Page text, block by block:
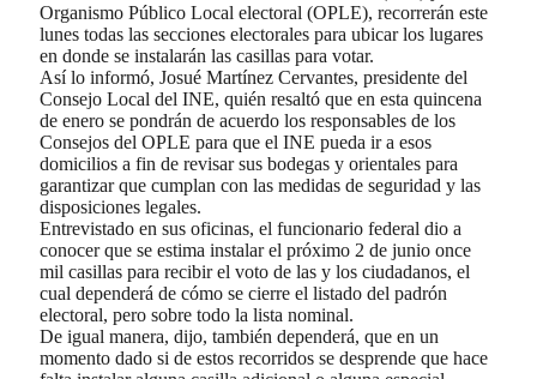
Organismo Público Local electoral (OPLE), recorrerán este
lunes todas las secciones electorales para ubicar los lugares
en donde se instalarán las casillas para votar.
Así lo informó, Josué Martínez Cervantes, presidente del
Consejo Local del INE, quién resaltó que en esta quincena
de enero se pondrán de acuerdo los responsables de los
Consejos del OPLE para que el INE pueda ir a esos
domicilios a fin de revisar sus bodegas y orientales para
garantizar que cumplan con las medidas de seguridad y las
disposiciones legales.
Entrevistado en sus oficinas, el funcionario federal dio a
conocer que se estima instalar el próximo 2 de junio once
mil casillas para recibir el voto de las y los ciudadanos, el
cual dependerá de cómo se cierre el listado del padrón
electoral, pero sobre todo la lista nominal.
De igual manera, dijo, también dependerá, que en un
momento dado si de estos recorridos se desprende que hace